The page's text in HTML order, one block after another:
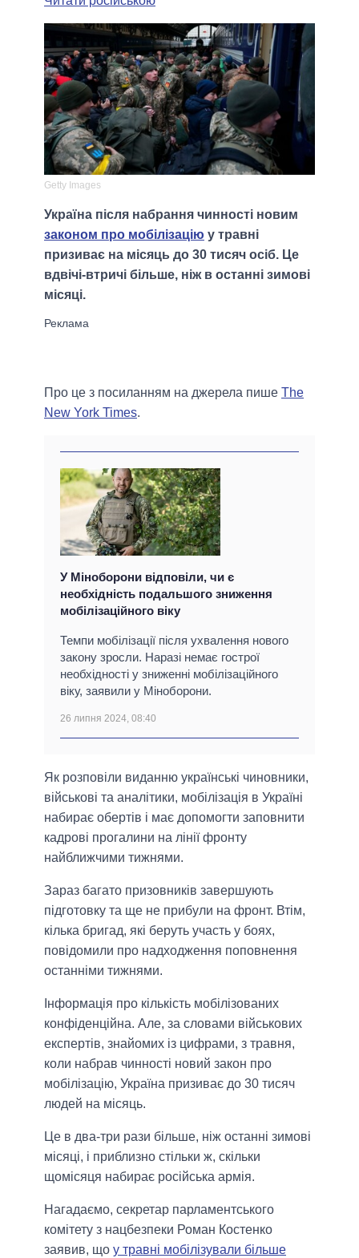
Getty Images
Україна після набрання чинності новим
законом про мобілізацію у травні
призиває на місяць до 30 тисяч осіб. Це
вдвічі-втричі більше, ніж в останні зимові
місяці.
Про це з посиланням на джерела пише The
New York Times.
У Міноборони відповіли, чи є
необхідність подальшого зниження
мобілізаційного віку
Темпи мобілізації після ухвалення нового
закону зросли. Наразі немає гострої
необхідності у зниженні мобілізаційного
віку, заявили у Міноборони.
26 липня 2024, 08:40
Як розповіли виданню українські чиновники,
військові та аналітики, мобілізація в Україні
набирає обертів і має допомогти заповнити
кадрові прогалини на лінії фронту
найближчими тижнями.
Зараз багато призовників завершують
підготовку та ще не прибули на фронт. Втім,
кілька бригад, які беруть участь у боях,
повідомили про надходження поповнення
останніми тижнями.
Інформація про кількість мобілізованих
конфіденційна. Але, за словами військових
експертів, знайомих із цифрами, з травня,
коли набрав чинності новий закон про
мобілізацію, Україна призиває до 30 тисяч
людей на місяць.
Це в два-три рази більше, ніж останні зимові
місяці, і приблизно стільки ж, скільки
щомісяця набирає російська армія.
Нагадаємо, секретар парламентського
комітету з нацбезпеки Роман Костенко
заявив, що у травні мобілізували більше